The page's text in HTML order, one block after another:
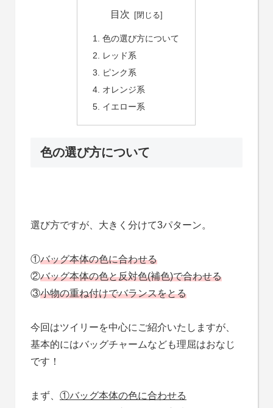
目次
色の選び方について
レッド系
ピンク系
オレンジ系
イエロー系
色の選び方について
選び方ですが、大きく分けて3パターン。
①バッグ本体の色に合わせる
②バッグ本体の色と反対色(補色)で合わせる
③小物の重ね付けでバランスをとる
今回はツイリーを中心にご紹介いたしますが、
基本的にはバッグチャームなども理屈はおなじ
です！
まず、 ①バッグ本体の色に合わせる